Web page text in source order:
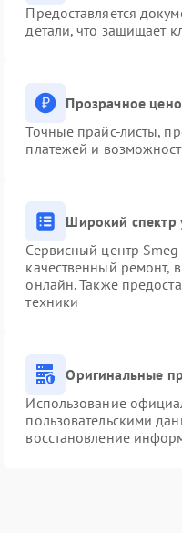
Предоставляется
детали, что защищает
Прозрачное
Точные прайс-листы,
платежей и
Широкий спектр
Сервисный центр Smeg
качественный ремонт,
онлайн. Также
техники
Оригинальные
Использование
пользовательскими
восстановление